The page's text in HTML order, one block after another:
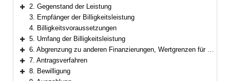
Bereich erweitern
2. Gegenstand der Leistung
3. Empfänger der Billigkeitsleistung
4. Billigkeitsvoraussetzungen
Bereich erweitern
5. Umfang der Billigkeitsleistung
Bereich erweitern
6. Abgrenzung zu anderen Finanzierungen, Wertgrenzen für Vergaben der Bauleistungen
Bereich erweitern
7. Antragsverfahren
Bereich erweitern
8. Bewilligung